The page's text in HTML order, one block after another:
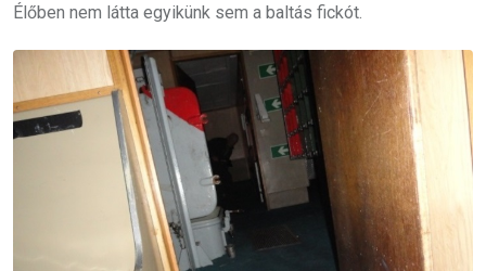
Élőben nem látta egyikünk sem a baltás fickót.